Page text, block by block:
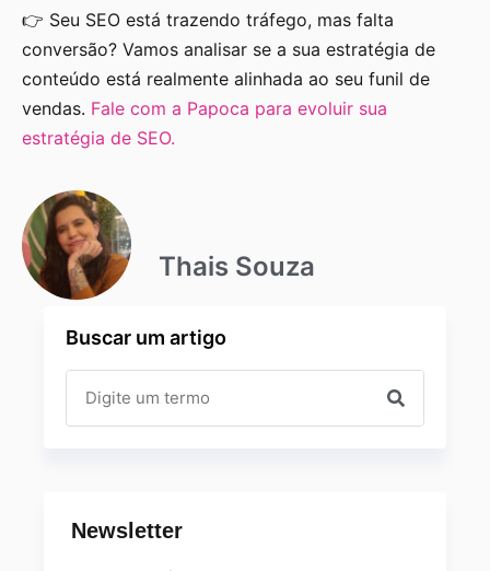
👉 Seu SEO está trazendo tráfego, mas falta
conversão? Vamos analisar se a sua estratégia de
conteúdo está realmente alinhada ao seu funil de
vendas. Fale com a Papoca para evoluir sua
estratégia de SEO.
Thais Souza
Buscar um artigo
Newsletter